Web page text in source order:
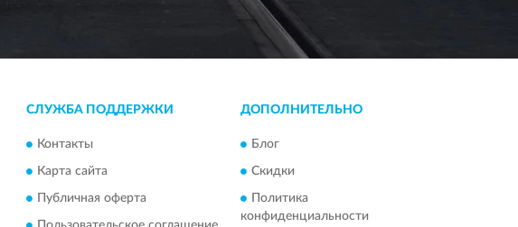
СЛУЖБА ПОДДЕРЖКИ
Контакты
Карта сайта
Публичная оферта
ДОПОЛНИТЕЛЬНО
Блог
Скидки
Политика
конфиденциальности